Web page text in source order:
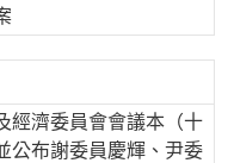
經濟委員會會議本（十
公布謝委員慶輝、尹委